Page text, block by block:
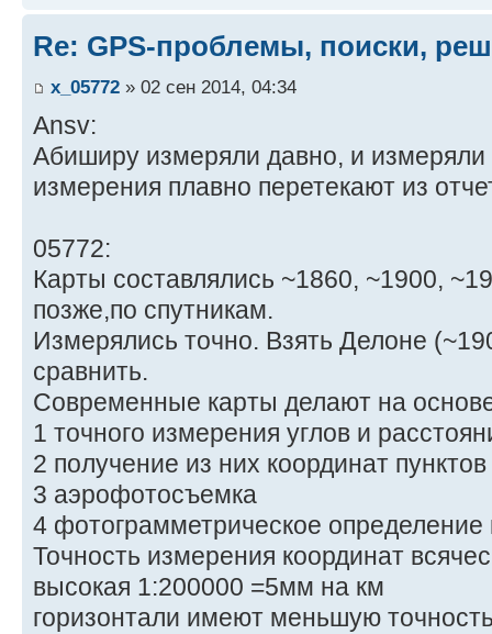
Re: GPS-проблемы, поиски,
x_05772 » 02 сен 2014, 04:34
Ansv:
Абиширу измеряли давно, и измеряли
измерения плавно перетекают из
05772:
Карты составлялись ~1860, ~1900,
позже,по спутникам.
Измерялись точно. Взять Делоне
сравнить.
Современные карты делают на
1 точного измерения углов и
2 получение из них координат пунктов
3 аэрофотосъемка
4 фотограмметрическое определение
Точность измерения координат
высокая 1:200000 =5мм на км
горизонтали имеют меньшую